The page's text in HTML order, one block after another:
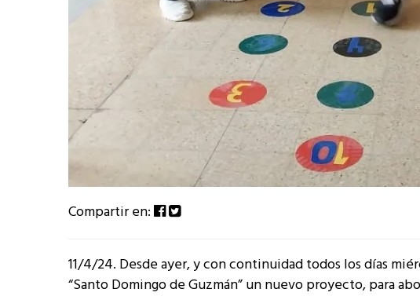
Compartir en:
11/4/24. Desde ayer, y con continuidad todos los días
“Santo Domingo de Guzmán” un nuevo proyecto, para